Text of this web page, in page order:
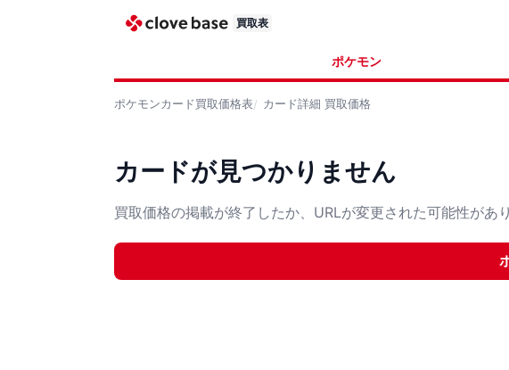
買取表
ポケモン
ポケモンカード買取価格表 カード詳細 買取価格
カードが見つかりません
買取価格の掲載が終了したか、URLが変更された可能性があり